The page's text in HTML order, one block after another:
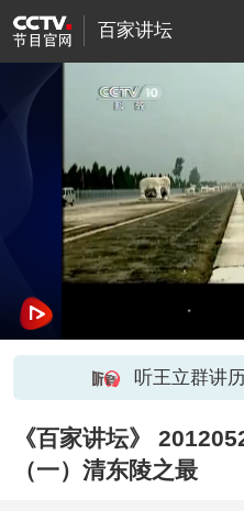
百家讲坛
听王立群讲
《百家讲坛》
（一）清东陵之最